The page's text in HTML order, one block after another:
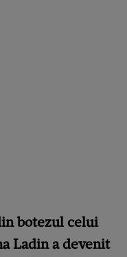
botezul celui
Ladin a devenit